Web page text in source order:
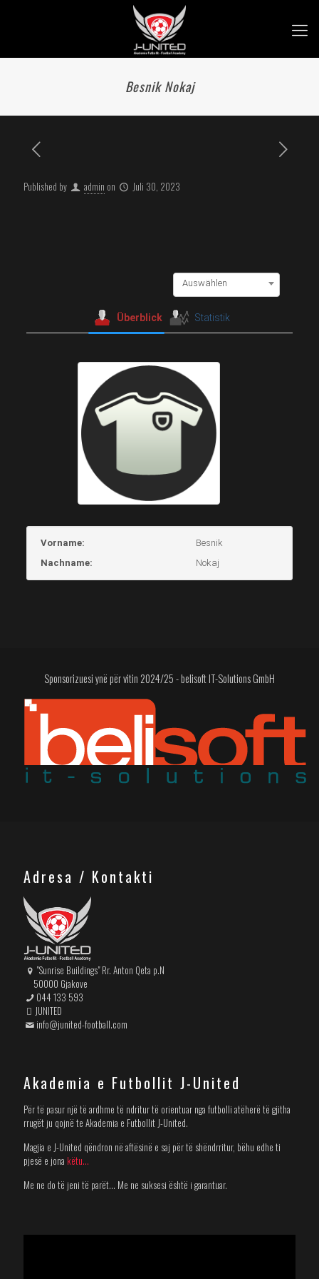
Besnik Nokaj
Published by admin on Juli 30, 2023
Auswählen
Überblick Statistik
Vorname:
Besnik
Nachname:
Nokaj
Sponsorizuesi ynë për vitin 2024/25 - belisoft IT-Solutions GmbH
Adresa / Kontakti
"Sunrise Buildings" Rr. Anton Qeta p.N
50000 Gjakove
044 133 593
JUNITED
info@junited-football.com
Akademia e Futbollit J-United
Për të pasur një të ardhme të ndritur të orientuar nga futbolli atëherë të gjitha
rrugët ju qojnë te Akademia e Futbollit J-United.
Magjia e J-United qëndron në aftësinë e saj për të shëndrritur, bëhu edhe ti
pjesë e jona këtu...
Me ne do të jeni të parët... Me ne suksesi është i garantuar.